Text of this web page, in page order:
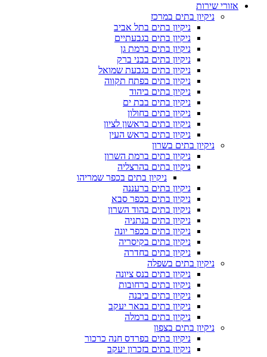
אזורי שירות
ניקיון בתים במרכז
ניקיון בתים בתל אביב
ניקיון בתים בגבעתיים
ניקיון בתים ברמת גן
ניקיון בתים בבני ברק
ניקיון בתים בגבעת שמואל
ניקיון בתים בפתח תקווה
ניקיון בתים ביהוד
ניקיון בתים בבת ים
ניקיון בתים בחולון
ניקיון בתים בראשון לציון
ניקיון בתים בראש העין
ניקיון בתים בשרון
ניקיון בתים ברמת השרון
ניקיון בתים בהרצליה
ניקיון בתים בכפר שמריהו
ניקיון בתים ברעננה
ניקיון בתים בכפר סבא
ניקיון בתים בהוד השרון
ניקיון בתים בנתניה
ניקיון בתים בכפר יונה
ניקיון בתים בקיסריה
ניקיון בתים בחדרה
ניקיון בתים בשפלה
ניקיון בתים בנס ציונה
ניקיון בתים ברחובות
ניקיון בתים ביבנה
ניקיון בתים בבאר יעקב
ניקיון בתים ברמלה
ניקיון בתים בצפון
ניקיון בתים בפרדס חנה כרכור
ניקיון בתים בזכרון יעקב